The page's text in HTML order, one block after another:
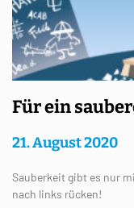
Für ein
21. August 2020
Sauberkeit gibt es nur
nach links rücken!